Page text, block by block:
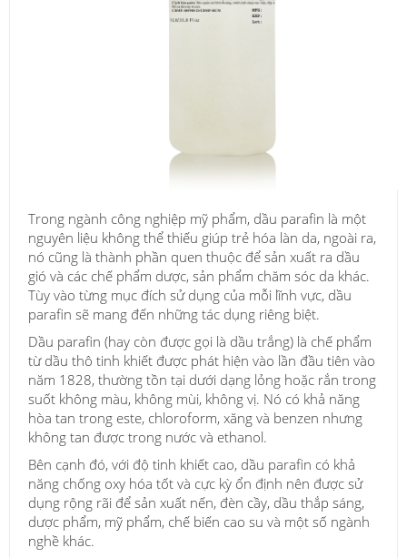
Trong ngành công nghiệp mỹ phẩm, dầu parafin là một
nguyên liệu không thể thiếu giúp trẻ hóa làn da, ngoài ra,
nó cũng là thành phần quen thuộc để sản xuất ra dầu
gió và các chế phẩm dược, sản phẩm chăm sóc da khác.
Tùy vào từng mục đích sử dụng của mỗi lĩnh vực, dầu
parafin sẽ mang đến những tác dụng riêng biệt.
Dầu parafin (hay còn được gọi là dầu trắng) là chế phẩm
từ dầu thô tinh khiết được phát hiện vào lần đầu tiên vào
năm 1828, thường tồn tại dưới dạng lỏng hoặc rắn trong
suốt không màu, không mùi, không vị. Nó có khả năng
hòa tan trong este, chloroform, xăng và benzen nhưng
không tan được trong nước và ethanol.
Bên cạnh đó, với độ tinh khiết cao, dầu parafin có khả
năng chống oxy hóa tốt và cực kỳ ổn định nên được sử
dụng rộng rãi để sản xuất nến, đèn cầy, dầu thắp sáng,
dược phẩm, mỹ phẩm, chế biến cao su và một số ngành
nghề khác.